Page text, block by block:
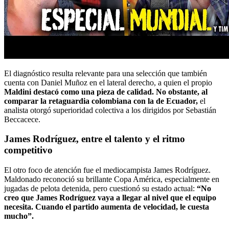
El diagnóstico resulta relevante para una selección que también
cuenta con Daniel Muñoz en el lateral derecho, a quien el propio
Maldini destacó como una pieza de calidad. No obstante, al
comparar la retaguardia colombiana con la de Ecuador, el
analista otorgó superioridad colectiva a los dirigidos por Sebastián
Beccacece.
James Rodríguez, entre el talento y el ritmo
competitivo
El otro foco de atención fue el mediocampista James Rodríguez.
Maldonado reconoció su brillante Copa América, especialmente en
jugadas de pelota detenida, pero cuestionó su estado actual: “No
creo que James Rodríguez vaya a llegar al nivel que el equipo
necesita. Cuando el partido aumenta de velocidad, le cuesta
mucho”.